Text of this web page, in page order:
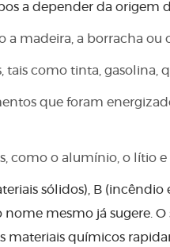
a depender da origem
a madeira, a borracha ou
como tinta, gasolina,
que foram
como o alumínio, o lítio e
sólidos), B (incêndio
mesmo já sugere. O
materiais químicos